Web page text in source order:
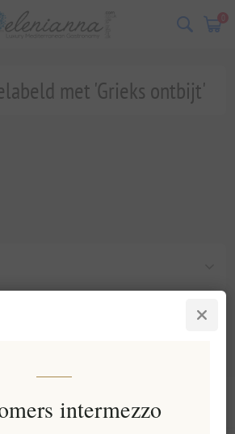
0
met 'Grieks ontbijt'
Informatieintermezzo